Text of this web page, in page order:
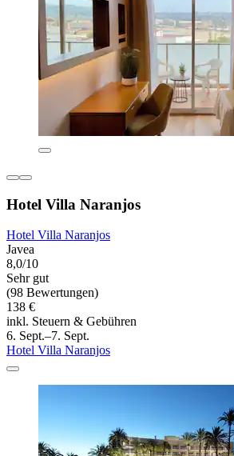
Hotel Villa Naranjos
Hotel Villa Naranjos
Javea
8,0/10
Sehr gut
(98 Bewertungen)
138 €
inkl. Steuern & Gebühren
6. Sept.–7. Sept.
Hotel Villa Naranjos